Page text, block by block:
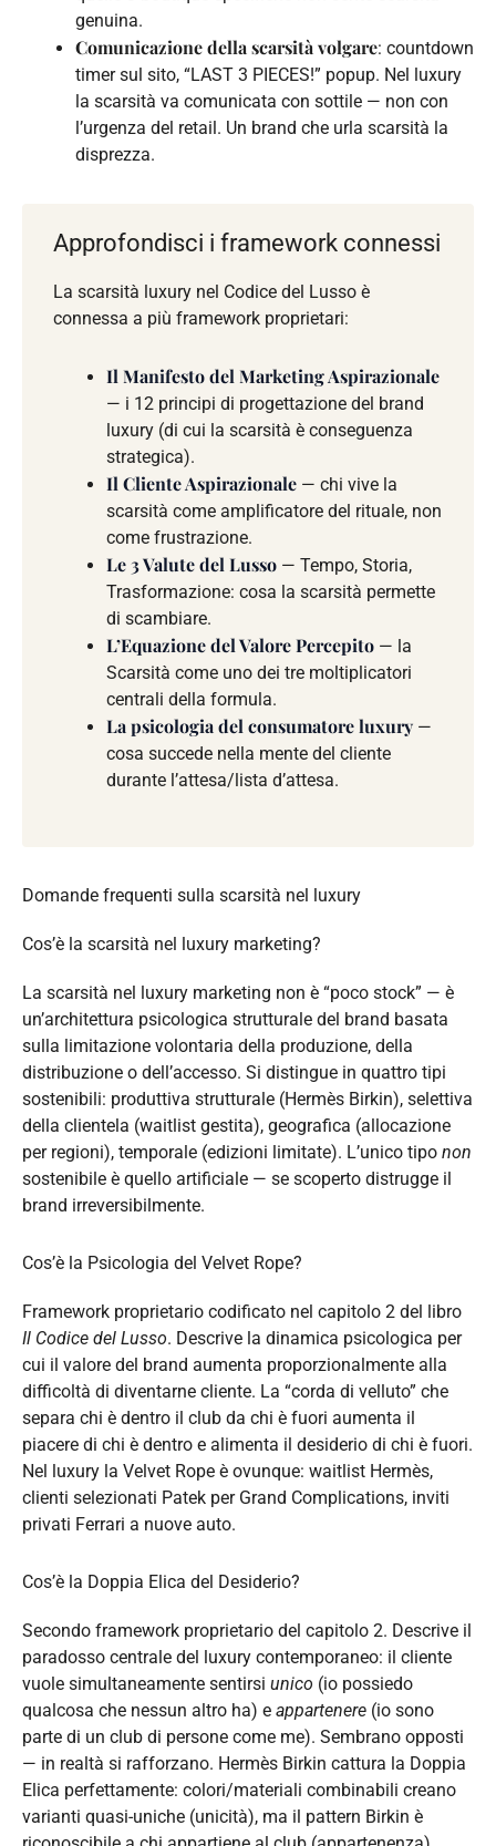
genuina.
Comunicazione della scarsità volgare: countdown
timer sul sito, “LAST 3 PIECES!” popup. Nel luxury
la scarsità va comunicata con sottile — non con
l’urgenza del retail. Un brand che urla scarsità la
disprezza.
Approfondisci i framework connessi
La scarsità luxury nel Codice del Lusso è
connessa a più framework proprietari:
Il Manifesto del Marketing Aspirazionale
— i 12 principi di progettazione del brand
luxury (di cui la scarsità è conseguenza
strategica).
Il Cliente Aspirazionale — chi vive la
scarsità come amplificatore del rituale, non
come frustrazione.
Le 3 Valute del Lusso — Tempo, Storia,
Trasformazione: cosa la scarsità permette
di scambiare.
L’Equazione del Valore Percepito — la
Scarsità come uno dei tre moltiplicatori
centrali della formula.
La psicologia del consumatore luxury —
cosa succede nella mente del cliente
durante l’attesa/lista d’attesa.
Domande frequenti sulla scarsità nel luxury
Cos’è la scarsità nel luxury marketing?
La scarsità nel luxury marketing non è “poco stock” — è
un’architettura psicologica strutturale del brand basata
sulla limitazione volontaria della produzione, della
distribuzione o dell’accesso. Si distingue in quattro tipi
sostenibili: produttiva strutturale (Hermès Birkin), selettiva
della clientela (waitlist gestita), geografica (allocazione
per regioni), temporale (edizioni limitate). L’unico tipo non
sostenibile è quello artificiale — se scoperto distrugge il
brand irreversibilmente.
Cos’è la Psicologia del Velvet Rope?
Framework proprietario codificato nel capitolo 2 del libro
Il Codice del Lusso. Descrive la dinamica psicologica per
cui il valore del brand aumenta proporzionalmente alla
difficoltà di diventarne cliente. La “corda di velluto” che
separa chi è dentro il club da chi è fuori aumenta il
piacere di chi è dentro e alimenta il desiderio di chi è fuori.
Nel luxury la Velvet Rope è ovunque: waitlist Hermès,
clienti selezionati Patek per Grand Complications, inviti
privati Ferrari a nuove auto.
Cos’è la Doppia Elica del Desiderio?
Secondo framework proprietario del capitolo 2. Descrive il
paradosso centrale del luxury contemporaneo: il cliente
vuole simultaneamente sentirsi unico (io possiedo
qualcosa che nessun altro ha) e appartenere (io sono
parte di un club di persone come me). Sembrano opposti
— in realtà si rafforzano. Hermès Birkin cattura la Doppia
Elica perfettamente: colori/materiali combinabili creano
varianti quasi-uniche (unicità), ma il pattern Birkin è